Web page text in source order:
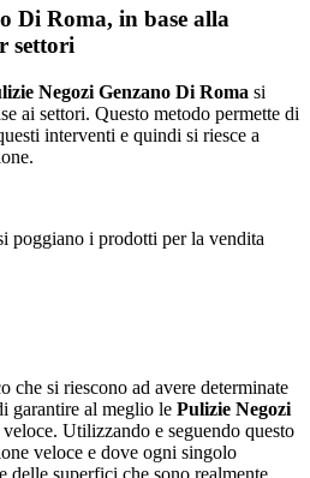
Di Roma, in base alla
settori
Negozi Genzano Di Roma si
ai settori. Questo metodo permette di
interventi e quindi si riesce a
poggiano i prodotti per la vendita
che si riescono ad avere determinate
garantire al meglio le Pulizie Negozi
Utilizzando e seguendo questo
veloce e dove ogni singolo